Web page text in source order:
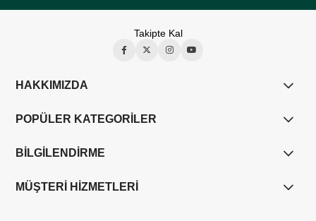
Takipte Kal
HAKKIMIZDA
POPÜLER KATEGORİLER
BİLGİLENDİRME
MÜŞTERİ HİZMETLERİ